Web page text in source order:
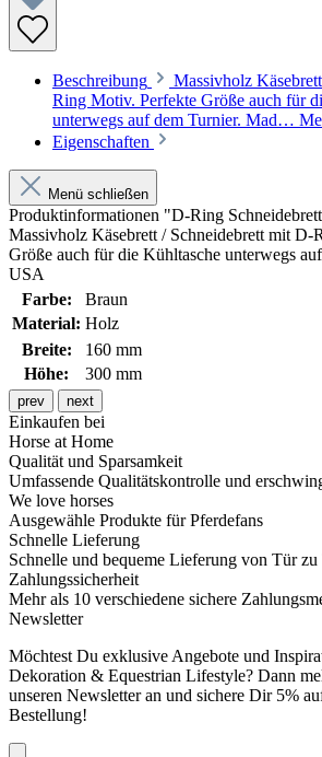
Beschreibung
Massivholz
Ring Motiv. Perfekte Größe auch für
unterwegs auf dem Turnier. Mad…
Eigenschaften
Menü schließen
Produktinformationen "D-Ring
Massivholz Käsebrett / Schneidebrett mit D-
Größe auch für die Kühltasche unterwegs
USA
Farbe:
Braun
Material: Holz
Breite:
160 mm
Höhe:
300 mm
prev next
Einkaufen bei
Horse at Home
Qualität und Sparsamkeit
Umfassende Qualitätskontrolle und
We love horses
Ausgewähle Produkte für Pferdefans
Schnelle Lieferung
Schnelle und bequeme Lieferung von Tür
Zahlungssicherheit
Mehr als 10 verschiedene sichere
Newsletter
Möchtest Du exklusive Angebote und
Dekoration & Equestrian Lifestyle? Dann
unseren Newsletter an und sichere Dir 5%
Bestellung!